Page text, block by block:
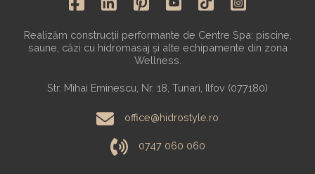
Realizăm construcții performante de Centre Spa: piscine,
saune, căzi cu hidromasaj și alte echipamente din zona
Wellness.
Str. Mihai Eminescu, Nr. 18, Tunari, Ilfov (077180)
office@hidrostyle.ro
0747 060 060